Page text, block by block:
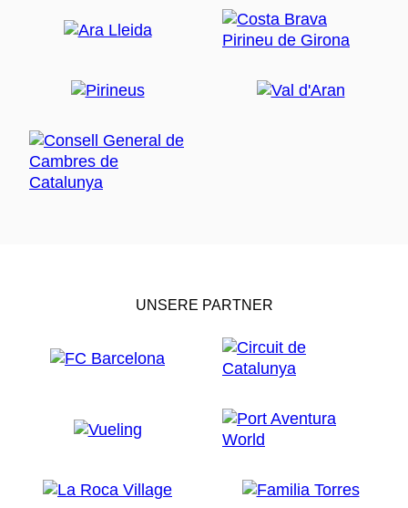
UNSERE PARTNER